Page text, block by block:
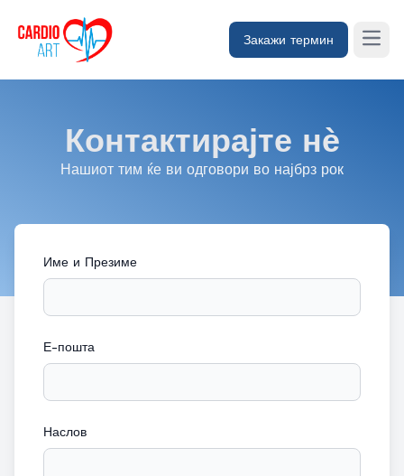
Закажи термин
Контактирајте нѐ
Нашиот тим ќе ви одговори во најбрз рок
Име и Презиме
Е-пошта
Наслов